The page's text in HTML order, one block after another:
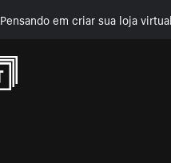
Pensando em criar sua loja